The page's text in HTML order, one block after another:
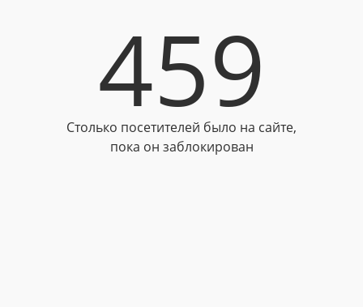
459
Столько посетителей было на сайте,
пока он заблокирован